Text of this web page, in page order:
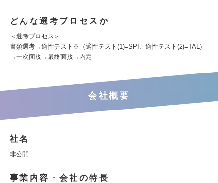
どんな選考プロセスか
＜選考プロセス＞
書類選考→適性テスト※（適性テスト(1)=SPI、適性テスト(2)=TAL）
→一次面接→最終面接→内定
会社概要
社名
非公開
事業内容・会社の特長